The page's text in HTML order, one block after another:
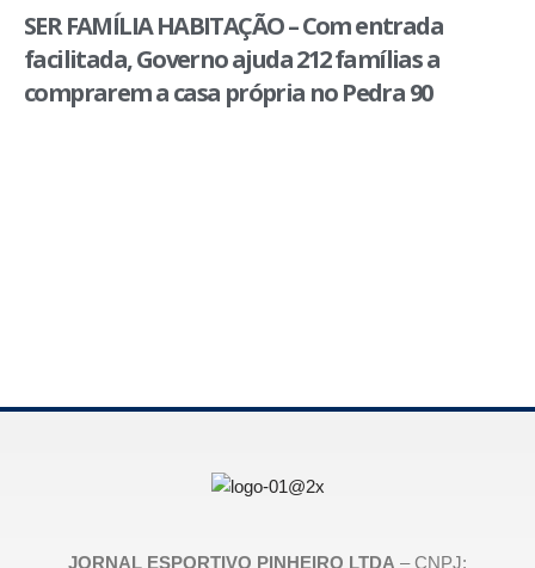
SER FAMÍLIA HABITAÇÃO – Com entrada
facilitada, Governo ajuda 212 famílias a
comprarem a casa própria no Pedra 90
JORNAL ESPORTIVO PINHEIRO LTDA – CNPJ: